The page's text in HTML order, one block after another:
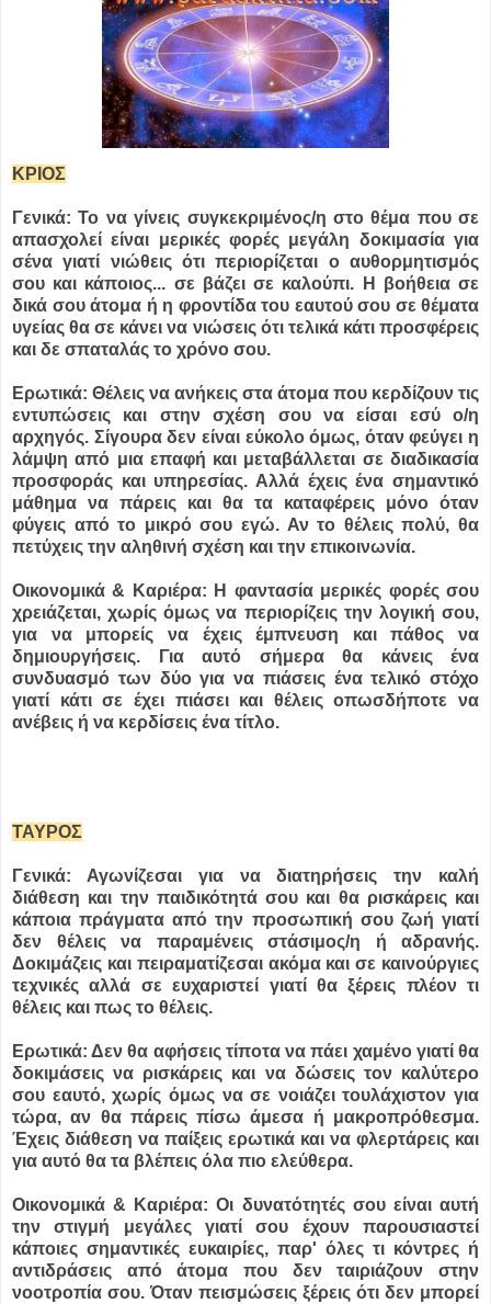
ΚΡΙΟΣ
Γενικά: Το να γίνεις συγκεκριμένος/η στο θέμα που σε
απασχολεί είναι μερικές φορές μεγάλη δοκιμασία για
σένα γιατί νιώθεις ότι περιορίζεται ο αυθορμητισμός
σου και κάποιος... σε βάζει σε καλούπι. Η βοήθεια σε
δικά σου άτομα ή η φροντίδα του εαυτού σου σε θέματα
υγείας θα σε κάνει να νιώσεις ότι τελικά κάτι προσφέρεις
και δε σπαταλάς το χρόνο σου.
Ερωτικά: Θέλεις να ανήκεις στα άτομα που κερδίζουν τις
εντυπώσεις και στην σχέση σου να είσαι εσύ ο/η
αρχηγός. Σίγουρα δεν είναι εύκολο όμως, όταν φεύγει η
λάμψη από μια επαφή και μεταβάλλεται σε διαδικασία
προσφοράς και υπηρεσίας. Αλλά έχεις ένα σημαντικό
μάθημα να πάρεις και θα τα καταφέρεις μόνο όταν
φύγεις από το μικρό σου εγώ. Αν το θέλεις πολύ, θα
πετύχεις την αληθινή σχέση και την επικοινωνία.
Οικονομικά & Καριέρα: Η φαντασία μερικές φορές σου
χρειάζεται, χωρίς όμως να περιορίζεις την λογική σου,
για να μπορείς να έχεις έμπνευση και πάθος να
δημιουργήσεις. Για αυτό σήμερα θα κάνεις ένα
συνδυασμό των δύο για να πιάσεις ένα τελικό στόχο
γιατί κάτι σε έχει πιάσει και θέλεις οπωσδήποτε να
ανέβεις ή να κερδίσεις ένα τίτλο.
ΤΑΥΡΟΣ
Γενικά: Αγωνίζεσαι για να διατηρήσεις την καλή
διάθεση και την παιδικότητά σου και θα ρισκάρεις και
κάποια πράγματα από την προσωπική σου ζωή γιατί
δεν θέλεις να παραμένεις στάσιμος/η ή αδρανής.
Δοκιμάζεις και πειραματίζεσαι ακόμα και σε καινούργιες
τεχνικές αλλά σε ευχαριστεί γιατί θα ξέρεις πλέον τι
θέλεις και πως το θέλεις.
Ερωτικά: Δεν θα αφήσεις τίποτα να πάει χαμένο γιατί θα
δοκιμάσεις να ρισκάρεις και να δώσεις τον καλύτερο
σου εαυτό, χωρίς όμως να σε νοιάζει τουλάχιστον για
τώρα, αν θα πάρεις πίσω άμεσα ή μακροπρόθεσμα.
Έχεις διάθεση να παίξεις ερωτικά και να φλερτάρεις και
για αυτό θα τα βλέπεις όλα πιο ελεύθερα.
Οικονομικά & Καριέρα: Οι δυνατότητές σου είναι αυτή
την στιγμή μεγάλες γιατί σου έχουν παρουσιαστεί
κάποιες σημαντικές ευκαιρίες, παρ' όλες τι κόντρες ή
αντιδράσεις από άτομα που δεν ταιριάζουν στην
νοοτροπία σου. Όταν πεισμώσεις ξέρεις ότι δεν μπορεί